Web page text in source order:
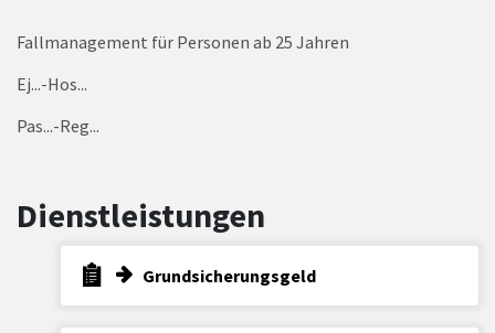
Fallmanagement für Personen ab 25 Jahren
Ej...-Hos...
Pas...-Reg...
Dienstleistungen
Grundsicherungsgeld